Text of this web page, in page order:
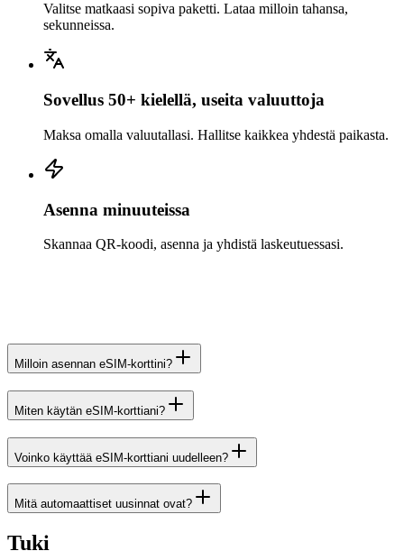
Valitse matkaasi sopiva paketti. Lataa milloin tahansa,
sekunneissa.
Sovellus 50+ kielellä, useita valuuttoja
Maksa omalla valuutallasi. Hallitse kaikkea yhdestä paikasta.
Asenna minuuteissa
Skannaa QR-koodi, asenna ja yhdistä laskeutuessasi.
Milloin asennan eSIM-korttini?
Miten käytän eSIM-korttiani?
Voinko käyttää eSIM-korttiani uudelleen?
Mitä automaattiset uusinnat ovat?
Tuki